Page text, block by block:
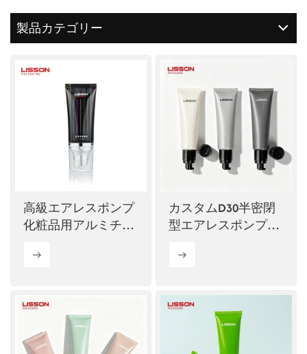
español
português
Tiếng việt
中文
製品カテゴリー
高級エアレスポンプ
化粧品用アルミチュ
カスタムD30半密閉
型エアレスポンプチ
ージ